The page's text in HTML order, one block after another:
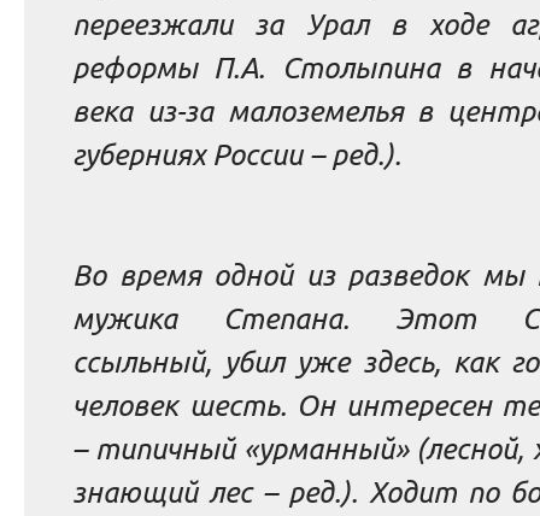
переезжали за Урал в ходе
реформы П.А. Столыпина в
века из-за малоземелья в
губерниях России – ред.).
Во время одной из разведок мы
мужика Степана. Этот
ссыльный, убил уже здесь, как
человек шесть. Он интересен
– типичный «урманный»(лесной,
знающий лес – ред.). Ходит по